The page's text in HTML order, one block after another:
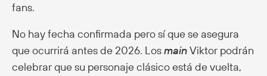
fans.
No hay fecha confirmada pero sí que se asegura
que ocurrirá antes de 2026. LosmainViktor podrán
celebrar que su personaje clásico está de vuelta,